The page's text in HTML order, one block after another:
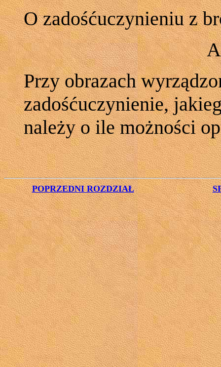
O zadośćuczynieniu z
Przy obrazach
zadośćuczynienie,
należy o ile możności
POPRZEDNI ROZDZIAŁ